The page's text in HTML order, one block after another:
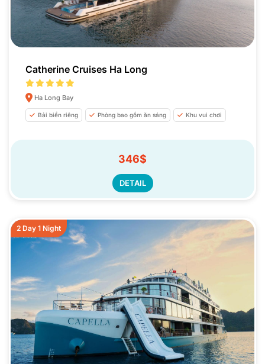
Catherine Cruises Ha Long
Ha Long Bay
Bải biển riêng Phòng bao gồm ăn sáng Khu vui chơi
346$
DETAIL
2 Day 1 Night